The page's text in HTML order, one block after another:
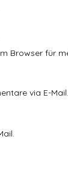
Browser für
via E-Mail.